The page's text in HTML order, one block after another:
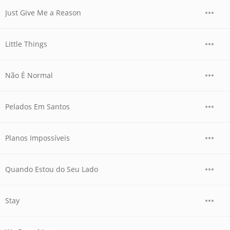
Just Give Me a Reason
Little Things
Não É Normal
Pelados Em Santos
Planos Impossíveis
Quando Estou do Seu Lado
Stay